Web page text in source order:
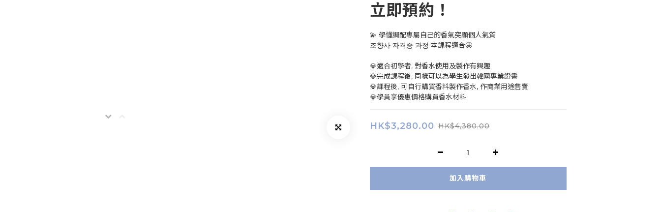
立即預約！
💫 學懂調配專屬自己的香氣突顯個人氣質
조향사 자격증 과정 本課程適合🤩
💎適合初學者, 對香水使用及製作有興趣
💎完成課程後, 同樣可以為學生發出韓國專業證書
💎課程後, 可自行購買香料製作香水, 作商業用途售賣
💎學員享優惠價格購買香水材料
HK$3,280.00 HK$4,380.00
加入購物車